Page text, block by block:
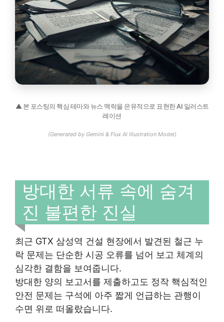
▲ 본 포스팅의 핵심 테마와 뉴스 맥락을 은유적으로 표현한 AI 일러스트
레이션
(Generated by Gemini & Flux AI Illustration Model)
방대한 서류 속에 숨겨
진 불편한 진실
최근 GTX 삼성역 건설 현장에서 발견된 철근 누
락 문제는 단순한 시공 오류를 넘어 보고 체계의
심각한 결함을 보여줍니다.
방대한 양의 보고서를 제출하고도 정작 핵심적인
안전 문제는 구석에 아주 짧게 언급하는 관행이
수면 위로 떠올랐습니다.